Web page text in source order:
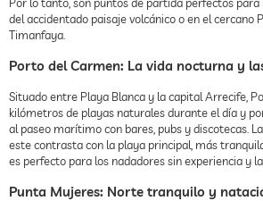
del accidentado paisaje volcánico o en el cercano
Timanfaya.
Porto del Carmen: La vida nocturna y
Situado entre Playa Blanca y la capital Arrecife,
kilómetros de playas naturales durante el día y
al paseo marítimo con bares, pubs y discotecas.
este contrasta con la playa principal, más
es perfecto para los nadadores sin experiencia y
Punta Mujeres: Norte tranquilo y